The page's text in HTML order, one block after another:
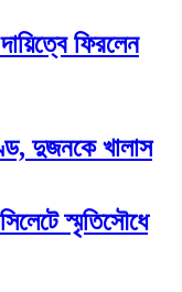
ফিরলেন
দুজনকে খালাস
স্মৃতিসৌধে